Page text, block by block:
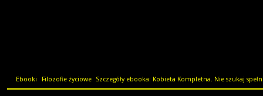
Ebooki Filozofie życiowe Szczegóły ebooka: Kobieta Kompletna. Nie szukaj